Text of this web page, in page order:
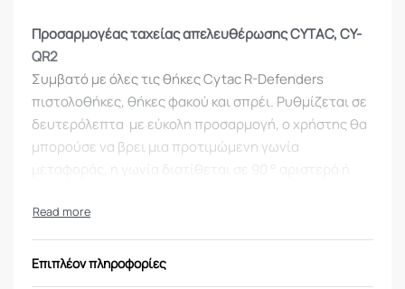
Προσαρμογέας ταχείας απελευθέρωσης CYTAC, CY-
QR2
Συμβατό με όλες τις θήκες Cytac R-Defenders
πιστολοθήκες, θήκες φακού και σπρέι. Ρυθμίζεται σε
δευτερόλεπτα με εύκολη προσαρμογή, ο χρήστης θα
μπορούσε να βρει μια προτιμώμενη γωνία
Επιπλέον πληροφορίες